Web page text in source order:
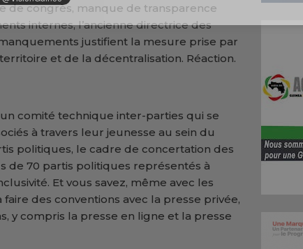
de congrès, manque de transparence
internes, l’ancienne directrice des
justifient la mesure prise par
et de la décentralisation. Réaction.
comité technique inter-parties qui se
à travers leur jeunesse au sein du
politiques, le cadre de concertation des
70 partis politiques représentés à
Et vous savez, même avec les
des conventions avec la presse privée,
y compris la presse en ligne et la presse